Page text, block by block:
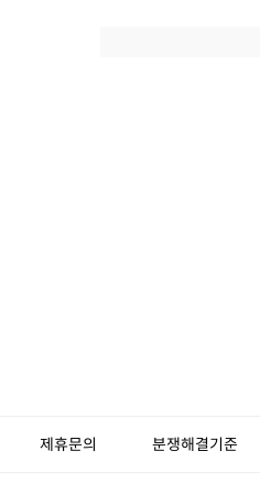
제휴문의 분쟁해결기준